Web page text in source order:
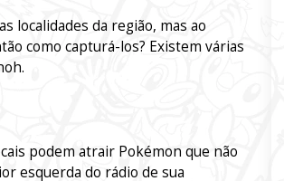
localidades da região, mas ao
como capturá-los? Existem várias
podem atrair Pokémon que não
esquerda do rádio de sua